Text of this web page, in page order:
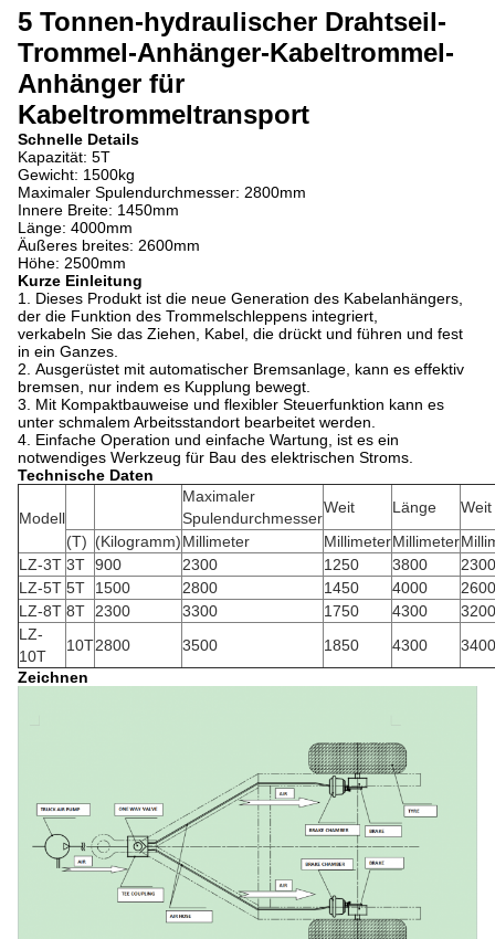
5 Tonnen-hydraulischer Drahtseil-
Trommel-Anhänger-Kabeltrommel-
Anhänger für
Kabeltrommeltransport
Schnelle Details
Kapazität: 5T
Gewicht: 1500kg
Maximaler Spulendurchmesser: 2800mm
Innere Breite: 1450mm
Länge: 4000mm
Äußeres breites: 2600mm
Höhe: 2500mm
Kurze Einleitung
1. Dieses Produkt ist die neue Generation des Kabelanhängers,
der die Funktion des Trommelschleppens integriert,
verkabeln Sie das Ziehen, Kabel, die drückt und führen und fest
in ein Ganzes.
2. Ausgerüstet mit automatischer Bremsanlage, kann es effektiv
bremsen, nur indem es Kupplung bewegt.
3. Mit Kompaktbauweise und flexibler Steuerfunktion kann es
unter schmalem Arbeitsstandort bearbeitet werden.
4. Einfache Operation und einfache Wartung, ist es ein
notwendiges Werkzeug für Bau des elektrischen Stroms.
Technische Daten
Modell
Maximaler
Spulendurchmesser
Weit Länge
Weit
(T) (Kilogramm)Millimeter MillimeterMillimeter
LZ-3T 3T 900 2300 1250 3800
2300
LZ-5T 5T 1500 2800 1450 4000
2600
LZ-8T 8T 2300 3300 1750 4300
3200
LZ-
10T
10T2800 3500 1850 4300
3400
Zeichnen